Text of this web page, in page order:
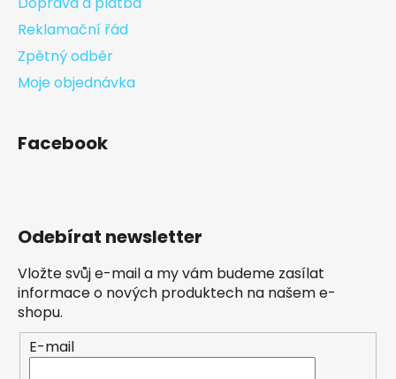
Reklamační řád
Zpětný odběr
Moje objednávka
Facebook
Odebírat newsletter
Vložte svůj e-mail a my vám budeme zasílat
informace o nových produktech na našem e-
shopu.
E-mail